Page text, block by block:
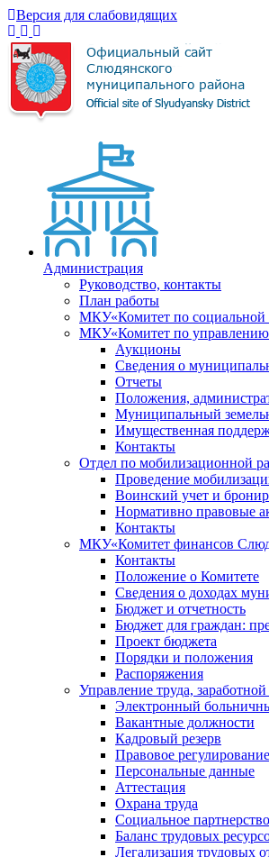
Версия для слабовидящих
Администрация
Руководство, контакты
План работы
МКУ«Комитет по социальной
МКУ«Комитет по
Аукционы
Сведения о
Отчеты
Положения,
Муниципальный
Имущественная
Контакты
Отдел по мобилизационной
Проведение
Воинский учет и
Нормативно правовые
Контакты
МКУ«Комитет финансов
Контакты
Положение о Комитете
Сведения о доходах
Бюджет и отчетность
Бюджет для граждан:
Проект бюджета
Порядки и положения
Распоряжения
Управление труда,
Электронный
Вакантные должности
Кадровый резерв
Правовое
Персональные данные
Аттестация
Охрана труда
Социальное партнерство
Баланс трудовых
Легализация трудовых